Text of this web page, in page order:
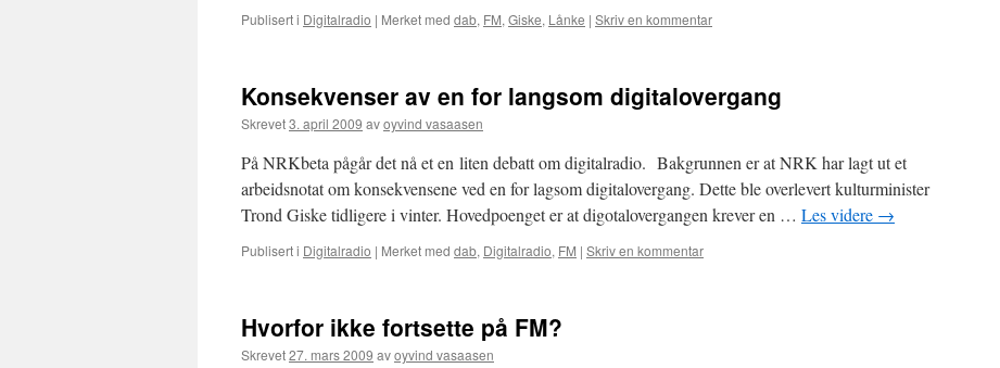
Publisert i Digitalradio | Merket med dab, FM, Giske, Lånke | Skriv en kommentar
Konsekvenser av en for langsom digitalovergang
Skrevet3. april 2009 avoyvind vasaasen
På NRKbeta pågår det nå et en liten debatt om digitalradio. Bakgrunnen er at NRK har lagt ut et
arbeidsnotat om konsekvensene ved en for lagsom digitalovergang. Dette ble overlevert kulturminister
Trond Giske tidligere i vinter. Hovedpoenget er at digotalovergangen krever en … Les videre →
Publisert i Digitalradio | Merket med dab, Digitalradio, FM | Skriv en kommentar
Hvorfor ikke fortsette på FM?
Skrevet27. mars 2009 avoyvind vasaasen